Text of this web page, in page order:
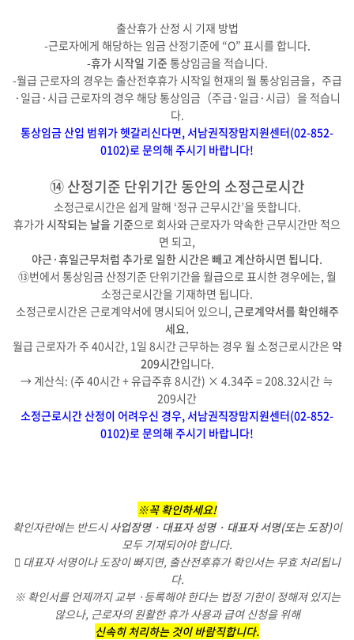
출산휴가 산정 시 기재 방법
-근로자에게 해당하는 임금 산정기준에 “O” 표시를 합니다.
-휴가 시작일 기준통상임금을 적습니다.
-월급 근로자의 경우는 출산전후휴가 시작일 현재의 월 통상임금을，주급
·일급·시급 근로자의 경우 해당 통상임금（주급·일급·시급）을 적습니
다.
통상임금 산입 범위가 헷갈리신다면, 서남권직장맘지원센터(02-852-
0102)로 문의해 주시기 바랍니다!
⑭ 산정기준 단위기간 동안의 소정근로시간
소정근로시간은 쉽게 말해 ‘정규 근무시간’을 뜻합니다.
휴가가 시작되는 날을 기준으로 회사와 근로자가 약속한 근무시간만 적으
면 되고,
야근·휴일근무처럼 추가로 일한 시간은 빼고 계산하시면 됩니다.
⑬번에서 통상임금 산정기준 단위기간을 월급으로 표시한 경우에는, 월
소정근로시간을 기재하면 됩니다.
소정근로시간은 근로계약서에 명시되어 있으니, 근로계약서를 확인해주
세요.
월급 근로자가 주 40시간, 1일 8시간 근무하는 경우 월 소정근로시간은 약
209시간입니다.
→ 계산식: (주 40시간 + 유급주휴 8시간) × 4.34주 = 208.32시간 ≒
209시간
소정근로시간 산정이 어려우신 경우, 서남권직장맘지원센터(02-852-
0102)로 문의해 주시기 바랍니다!
※꼭 확인하세요!
확인자란에는 반드시사업장명 · 대표자 성명 · 대표자 서명(또는 도장)이
모두 기재되어야 합니다.
 대표자 서명이나 도장이 빠지면, 출산전후휴가 확인서는 무효 처리됩니
다.
※ 확인서를 언제까지 교부 ·등록해야 한다는 법정 기한이 정해져 있지는
않으나, 근로자의 원활한 휴가 사용과 급여 신청을 위해
신속히 처리하는 것이 바람직합니다.